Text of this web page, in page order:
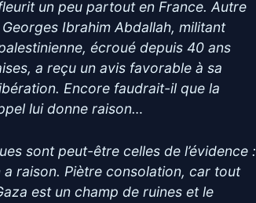
un peu partout en France. Autre
Ibrahim Abdallah, militant
écroué depuis 40 ans
a reçu un avis favorable à sa
Encore faudrait-il que la
lui donne raison…
sont peut-être celles de l’évidence :
a raison. Piètre consolation, car tout
est un champ de ruines et le